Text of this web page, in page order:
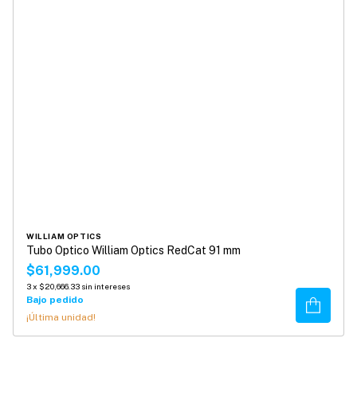
WILLIAM OPTICS
Tubo Optico William Optics RedCat 91 mm
$61,999.00
3x $20,666.33 sin intereses
Bajo pedido
¡Última unidad!
Comprar